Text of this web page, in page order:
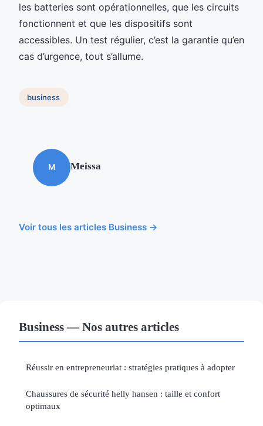
les batteries sont opérationnelles, que les circuits
fonctionnent et que les dispositifs sont
accessibles. Un test régulier, c’est la garantie qu’en
cas d’urgence, tout s’allume.
business
M Meissa
Voir tous les articles Business →
Business — Nos autres articles
Réussir en entrepreneuriat : stratégies pratiques à adopter
Chaussures de sécurité helly hansen : taille et confort
optimaux